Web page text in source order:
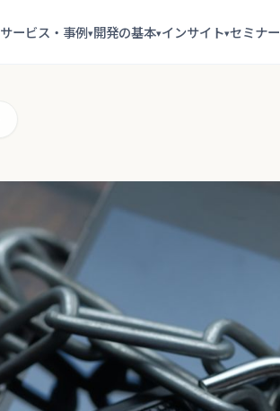
サービス・事例▾開発の基本▾インサイト▾セミナー